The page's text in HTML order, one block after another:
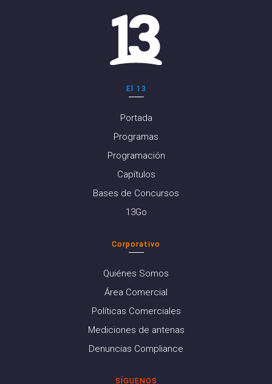
El 13
Portada
Programas
Programación
Capítulos
Bases de Concursos
13Go
Corporativo
Quiénes Somos
Área Comercial
Políticas Comerciales
Mediciones de antenas
Denuncias Compliance
SÍGUENOS